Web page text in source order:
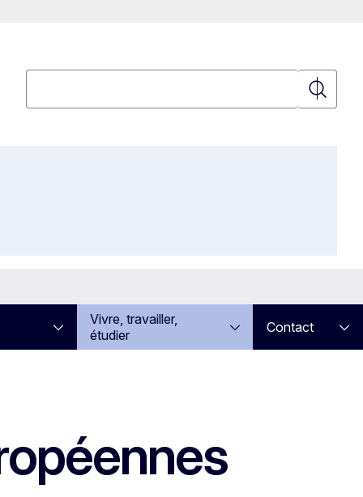
Vivre, travailler,
étudier
Contact